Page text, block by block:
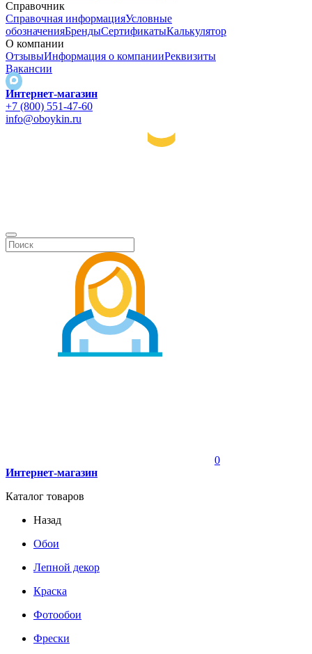
Справочник
Справочная информацияУсловные
обозначенияБрендыСертификатыКалькулятор
О компании
ОтзывыИнформация о компанииРеквизиты
Вакансии
Интернет-магазин
+7 (800) 551-47-60
info@oboykin.ru
0
Интернет-магазин
Каталог товаров
Назад
Обои
Лепной декор
Краска
Фотообои
Фрески